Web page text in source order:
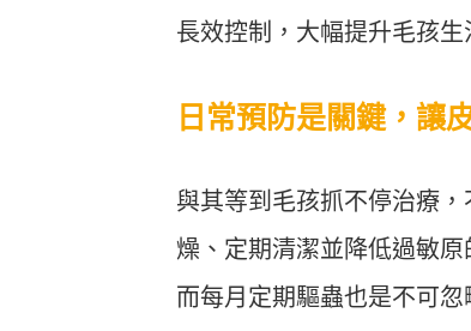
長效控制，大幅提升毛孩生
日常預防是關鍵，讓
與其等到毛孩抓不停治療
燥、定期清潔並降低過敏
而每月定期驅蟲也是不可